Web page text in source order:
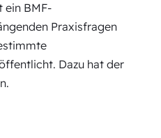
ein BMF-
Praxisfragen
Dazu hat der